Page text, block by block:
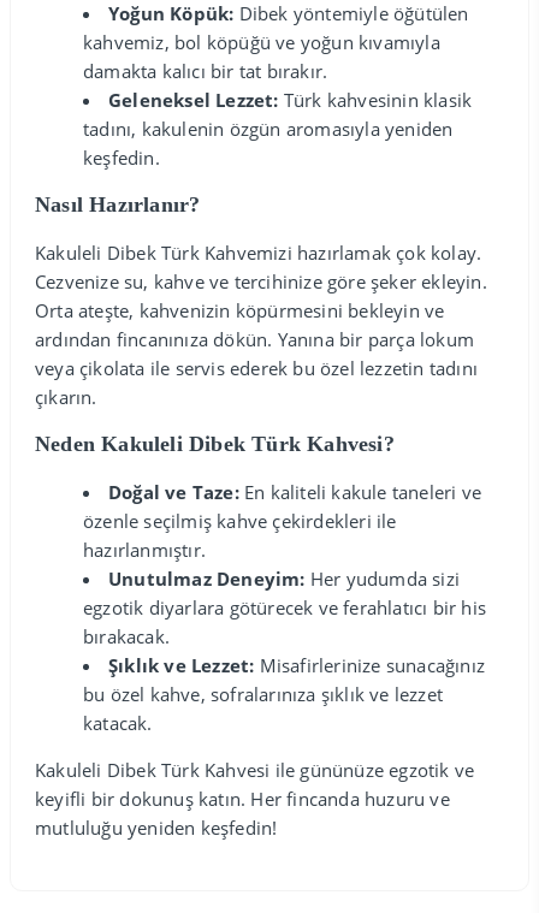
Yoğun Köpük: Dibek yöntemiyle öğütülen
kahvemiz, bol köpüğü ve yoğun kıvamıyla
damakta kalıcı bir tat bırakır.
Geleneksel Lezzet: Türk kahvesinin klasik
tadını, kakulenin özgün aromasıyla yeniden
keşfedin.
Nasıl Hazırlanır?
Kakuleli Dibek Türk Kahvemizi hazırlamak çok kolay.
Cezvenize su, kahve ve tercihinize göre şeker ekleyin.
Orta ateşte, kahvenizin köpürmesini bekleyin ve
ardından fincanınıza dökün. Yanına bir parça lokum
veya çikolata ile servis ederek bu özel lezzetin tadını
çıkarın.
Neden Kakuleli Dibek Türk Kahvesi?
Doğal ve Taze:En kaliteli kakule taneleri ve
özenle seçilmiş kahve çekirdekleri ile
hazırlanmıştır.
Unutulmaz Deneyim: Her yudumda sizi
egzotik diyarlara götürecek ve ferahlatıcı bir his
bırakacak.
Şıklık ve Lezzet: Misafirlerinize sunacağınız
bu özel kahve, sofralarınıza şıklık ve lezzet
katacak.
Kakuleli Dibek Türk Kahvesi ile gününüze egzotik ve
keyifli bir dokunuş katın. Her fincanda huzuru ve
mutluluğu yeniden keşfedin!